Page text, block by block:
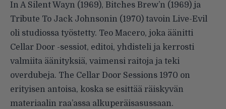
In A Silent Wayn (1969), Bitches Brew’n (1969) ja
Tribute To Jack Johnsonin (1970) tavoin Live-Evil
oli studiossa työstetty. Teo Macero, joka äänitti
Cellar Door -sessiot, editoi, yhdisteli ja kerrosti
valmiita äänityksiä, vaimensi raitoja ja teki
overdubeja. The Cellar Door Sessions 1970 on
erityisen antoisa, koska se esittää räiskyvän
materiaalin raa’assa alkuperäisasussaan.